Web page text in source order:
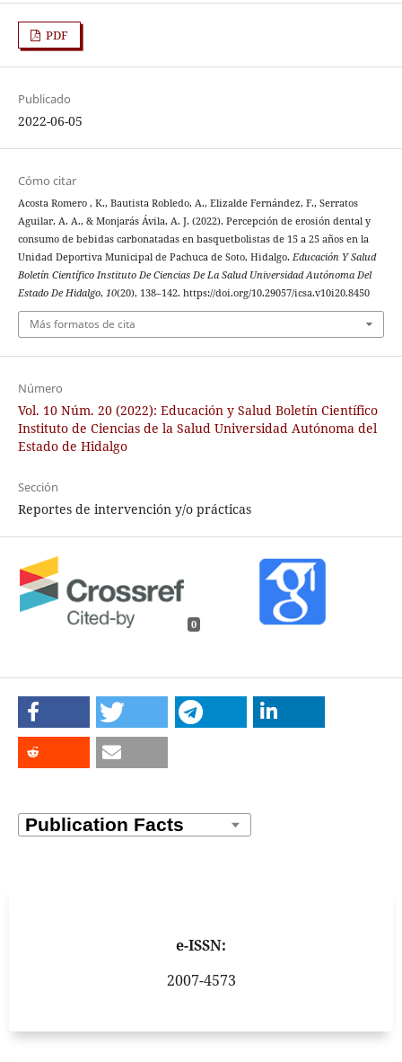
PDF
Publicado
2022-06-05
Cómo citar
Acosta Romero , K., Bautista Robledo, A., Elizalde Fernández, F., Serratos
Aguilar, A. A., & Monjarás Ávila, A. J. (2022). Percepción de erosión dental y
consumo de bebidas carbonatadas en basquetbolistas de 15 a 25 años en la
Unidad Deportiva Municipal de Pachuca de Soto, Hidalgo. Educación Y Salud
Boletín Científico Instituto De Ciencias De La Salud Universidad Autónoma Del
Estado De Hidalgo, 10(20), 138–142. https://doi.org/10.29057/icsa.v10i20.8450
Más formatos de cita
Número
Vol. 10 Núm. 20 (2022): Educación y Salud Boletín Científico
Instituto de Ciencias de la Salud Universidad Autónoma del
Estado de Hidalgo
Sección
Reportes de intervención y/o prácticas
0
e-ISSN:
2007-4573